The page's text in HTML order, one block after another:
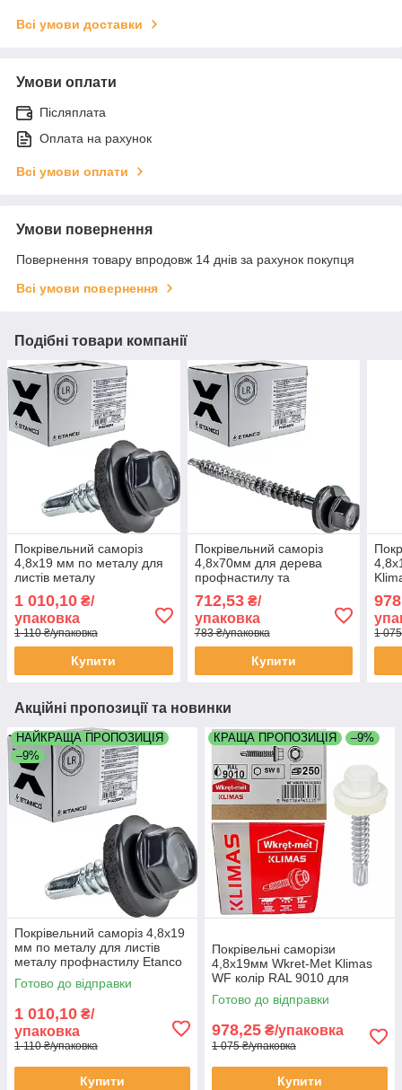
Всі умови доставки
Умови оплати
Післяплата
Оплата на рахунок
Всі умови оплати
Умови повернення
Повернення товару впродовж 14 днів за рахунок покупця
Всі умови повернення
Подібні товари компанії
Покрівельний саморіз
4,8х19 мм по металу для
листів металу
Польща RAL 7024 графіт
упаковка 250 штук
1 010,10 ₴/
упаковка
1 110 ₴/упаковка
Купити
Покрівельний саморіз
4,8х70мм для дерева
профнастилу та
GT F2 Z14 Польща
RAL7024
712,53₴/
упаковка
783 ₴/упаковка
Купити
1
Акційні пропозиції та новинки
НАЙКРАЩА ПРОПОЗИЦІЯ
–9%
Покрівельний саморіз 4,8х19
мм по металу для листів
металу профнастилу Etanco
GT3 Польща RAL 7024
графіт упаковка 250 штук
Готово до відправки
1 010,10 ₴/
упаковка
1 110 ₴/упаковка
Купити
КРАЩА ПРОПОЗИЦІЯ –9%
Покрівельні саморізи
4,8х19мм Wkret-Met Klimas
WF колір RAL 9010 для
профнастилу та
металочерепиці до металу
Готово до відправки
978,25 ₴/упаковка
1 075 ₴/упаковка
Купити